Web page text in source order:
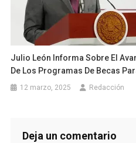
Julio León Informa Sobre El
De Los Programas De Becas
12 marzo, 2025 Redacción
Deja un comentario